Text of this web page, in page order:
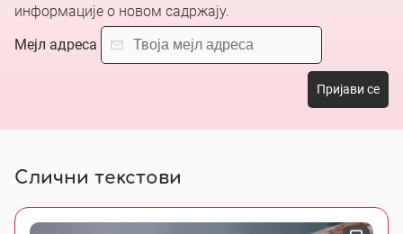
информације о новом садржају.
Мејл адреса
Пријави се
Слични текстови